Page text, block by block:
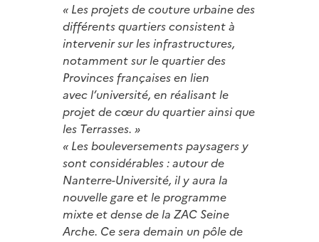
« Les projets de couture urbaine des
différents quartiers consistent à
intervenir sur les infrastructures,
notamment sur le quartier des
Provinces françaises en lien
avec l’université, en réalisant le
projet de cœur du quartier ainsi que
les Terrasses. »
« Les bouleversements paysagers y
sont considérables : autour de
Nanterre-Université, il y aura la
nouvelle gare et le programme
mixte et dense de la ZAC Seine
Arche. Ce sera demain un pôle de